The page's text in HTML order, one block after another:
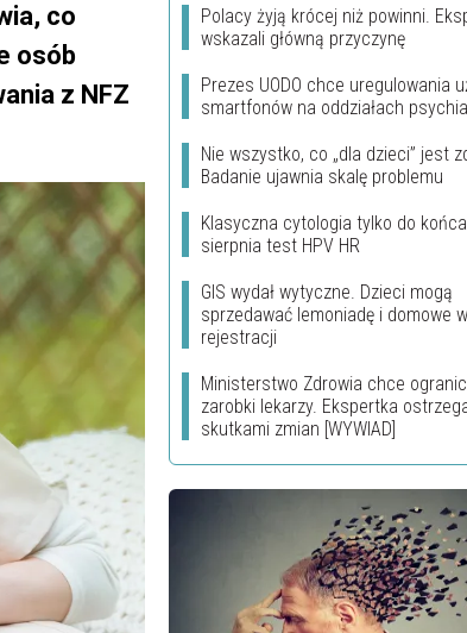
co
osób
z NFZ
Polacy żyją krócej niż powinni.
wskazali główną przyczynę
Prezes UODO chce uregulowania
smartfonów na oddziałach
Nie wszystko, co „dla dzieci” jest
Badanie ujawnia skalę problemu
Klasyczna cytologia tylko do
sierpnia test HPV HR
GIS wydał wytyczne. Dzieci mogą
sprzedawać lemoniadę i domowe
rejestracji
Ministerstwo Zdrowia chce
zarobki lekarzy. Ekspertka
skutkami zmian [WYWIAD]